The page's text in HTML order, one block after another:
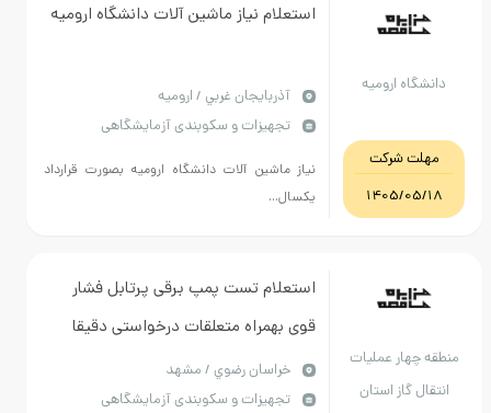
دانشگاه ارومیه
مهلت شرکت
1405/05/18
استعلام نیاز ماشین آلات دانشگاه ارومیه
آذربايجان غربي / ارومیه
تجهیزات و سکوبندی آزمایشگاهی
نیاز ماشین آلات دانشگاه ارومیه بصورت قرارداد
یکسال...
منطقه چهار عملیات
انتقال گاز استان
استعلام تست پمپ برقی پرتابل فشار
قوی بهمراه متعلقات درخواستی دقیقا
مطابق پیوست ساخت ایران
خراسان رضوي / مشهد
تجهیزات و سکوبندی آزمایشگاهی